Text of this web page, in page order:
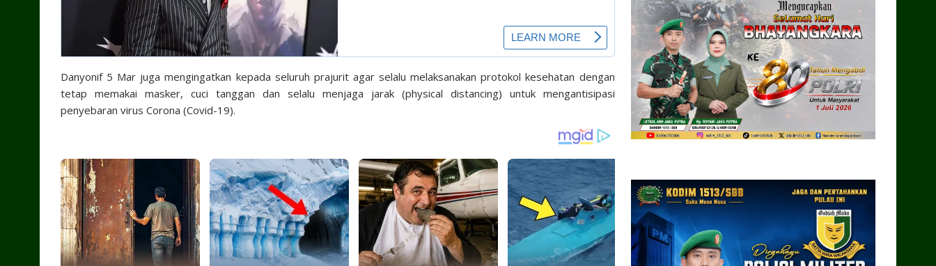
Danyonif 5 Mar juga mengingatkan kepada seluruh prajurit agar selalu melaksanakan protokol kesehatan dengan
tetap memakai masker, cuci tanggan dan selalu menjaga jarak (physical distancing) untuk mengantisipasi
penyebaran virus Corona (Covid-19).